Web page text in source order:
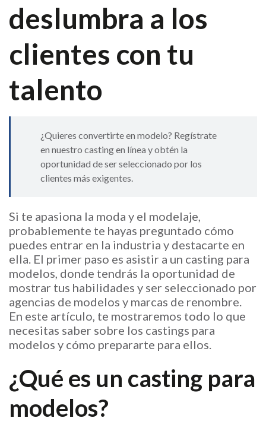
deslumbra a los
clientes con tu
talento
¿Quieres convertirte en modelo? Regístrate
en nuestro casting en línea y obtén la
oportunidad de ser seleccionado por los
clientes más exigentes.
Si te apasiona la moda y el modelaje,
probablemente te hayas preguntado cómo
puedes entrar en la industria y destacarte en
ella. El primer paso es asistir a un casting para
modelos, donde tendrás la oportunidad de
mostrar tus habilidades y ser seleccionado por
agencias de modelos y marcas de renombre.
En este artículo, te mostraremos todo lo que
necesitas saber sobre los castings para
modelos y cómo prepararte para ellos.
¿Qué es un casting para
modelos?